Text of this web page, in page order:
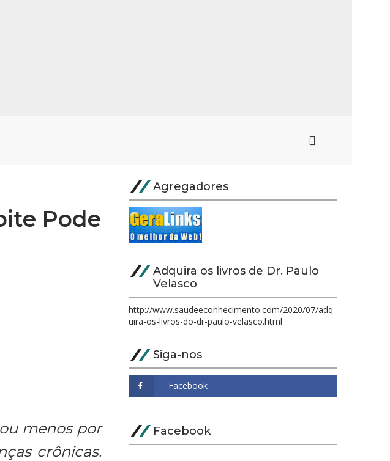
Pode
menos por
crônicas.
Agregadores
Adquira os livros de Dr. Paulo
Velasco
http://www.saudeeconhecimento.com/2020/07/adq
uira-os-livros-do-dr-paulo-velasco.html
Siga-nos
Facebook